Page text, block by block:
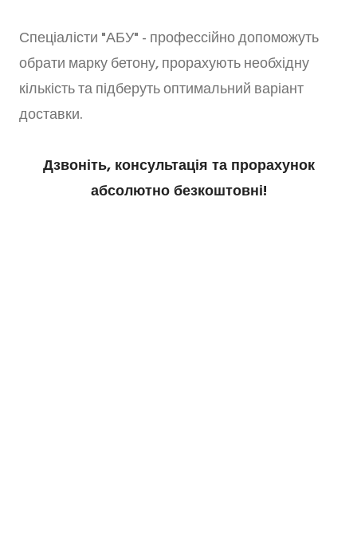
Спеціалісти "АБУ" - профессійно допоможуть
обрати марку бетону, прорахують необхідну
кількість та підберуть оптимальний варіант
доставки.
Дзвоніть, консультація та прорахунок
абсолютно безкоштовні!